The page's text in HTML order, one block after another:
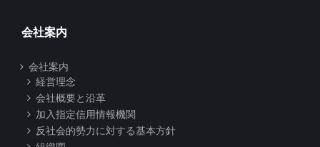
会社案内
会社案内
経営理念
会社概要と沿革
加入指定信用情報機関
反社会的勢力に対する基本方針